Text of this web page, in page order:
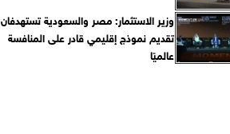
وزير الاستثمار: مصر والسعودية تستهدفان
تقديم نموذج إقليمي قادر على المنافسة
عالميًا